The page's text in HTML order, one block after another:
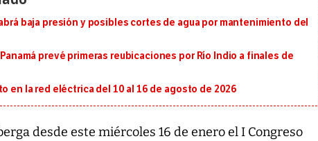
baja presión y posibles cortes de agua por mantenimiento del
prevé primeras reubicaciones por Río Indio a finales de
en la red eléctrica del 10 al 16 de agosto de 2026
desde este miércoles 16 de enero el I Congreso
da Silva, oficializó este domingo su